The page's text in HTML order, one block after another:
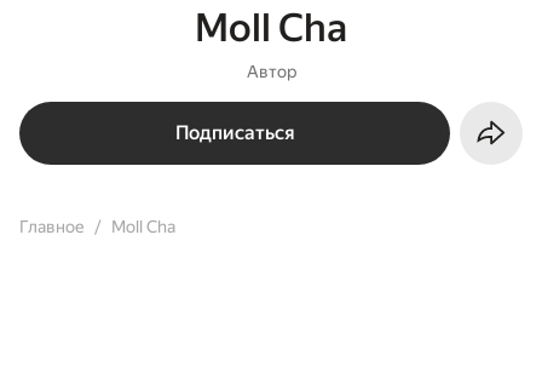
Moll Cha
Автор
Подписаться
Главное Moll Cha